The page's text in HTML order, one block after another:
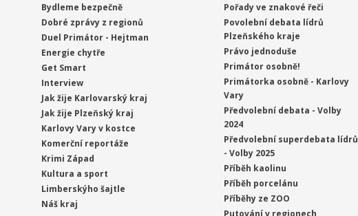
Bydleme bezpečně
Dobré zprávy z regionů
Duel Primátor - Hejtman
Energie chytře
Get Smart
Interview
Jak žije Karlovarský kraj
Jak žije Plzeňský kraj
Karlovy Vary v kostce
Komerční reportáže
Krimi Západ
Kultura a sport
Limberskýho šajtle
Náš kraj
Pořady ve znakové řeči
Povolební debata lídrů
Plzeňského kraje
Právo jednoduše
Primátor osobně!
Primátorka osobně - Karlovy
Vary
Předvolební debata - Volby
2024
Předvolební superdebata lídrů
- Volby 2025
Příběh kaolinu
Příběh porcelánu
Příběhy ze ZOO